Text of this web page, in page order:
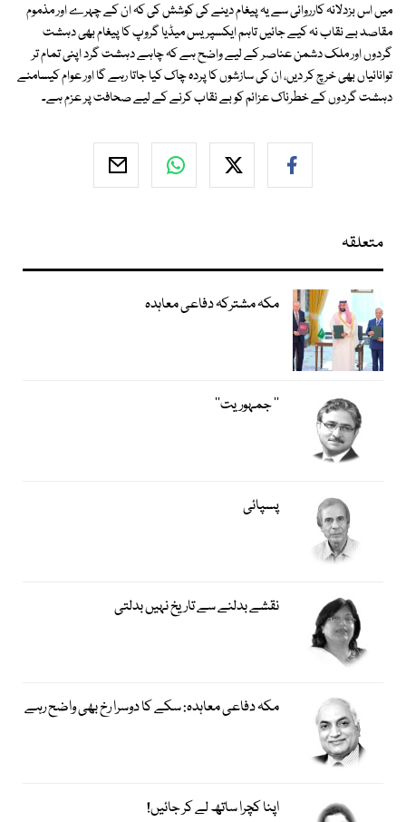
میں اس بزدلانہ کارروائی سے یہ پیغام دینے کی کوشش کی کہ ان کے چہرے اور مذموم
مقاصد بے نقاب نہ کیے جائیں تاہم ایکسپریس میڈیا گروپ کا پیغام بھی دہشت
گردوں اور ملک دشمن عناصر کے لیے واضح ہے کہ چاہے دہشت گرد اپنی تمام تر
توانائیاں بھی خرچ کر دیں، ان کی سازشوں کا پردہ چاک کیا جاتا رہے گا اور عوام کیسامنے
دہشت گردوں کے خطرناک عزائم کو بے نقاب کرنے کے لیے صحافت پر عزم ہے۔
متعلقہ
مکہ مشترکہ دفاعی معاہدہ
’’ جمہوریت‘‘
پسپائی
نقشے بدلنے سے تاریخ نہیں بدلتی
مکہ دفاعی معاہدہ: سکے کا دوسرا رخ بھی واضح رہے
اپنا کچرا ساتھ لے کر جائیں!